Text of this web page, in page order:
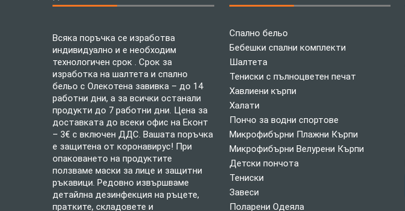
Всяка поръчка се изработва
индивидуално и е необходим
технологичен срок . Срок за
изработка на шалтета и спално
бельо с Олекотена завивка – до 14
работни дни, а за всички останали
продукти до 7 работни дни. Цена за
доставката до всеки офис на Еконт
– 3€ с включен ДДС. Вашата поръчка
е защитена от коронавирус! При
опаковането на продуктите
ползваме маски за лице и защитни
ръкавици. Редовно извършваме
детайлна дезинфекция на ръцете,
пратките, складовете и
Спално бельо
Бебешки спални комплекти
Шалтета
Тениски с пълноцветен печат
Хавлиени кърпи
Халати
Пончо за водни спортове
Микрофибърни Плажни Кърпи
Микрофибърни Велурени Кърпи
Детски пончота
Тениски
Завеси
Поларени Одеяла